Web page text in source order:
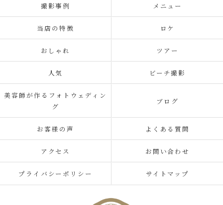
撮影事例 メニュー
当店の特徴 ロケ
おしゃれ ツアー
人気 ビーチ撮影
美容師が作るフォトウェディン
グ
ブログ
お客様の声 よくある質問
アクセス お問い合わせ
プライバシーポリシー サイトマップ